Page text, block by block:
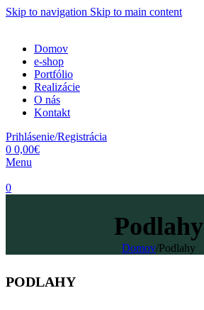
Skip to navigation Skip to main content
Domov
e-shop
Portfólio
Realizácie
O nás
Kontakt
Prihlásenie/Registrácia
0 0,00€
Menu
0
Podlahy
Domov/Podlahy
PODLAHY